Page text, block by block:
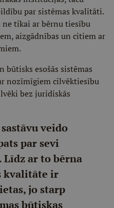
par sistēmas kvalitāti.
tikai ar bērnu tiesību
aizgādnības un citiem ar
būtisks esošās sistēmas
nozīmīgiem cilvēktiesību
bez juridiskās
veido
par sevi
ar to bērna
kvalitāte ir
jo starp
būtiskas